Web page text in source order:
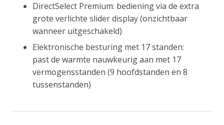
DirectSelect Premium: bediening via de extra
grote verlichte slider display (onzichtbaar
wanneer uitgeschakeld)
Elektronische besturing met 17 standen:
past de warmte nauwkeurig aan met 17
vermogensstanden (9 hoofdstanden en 8
tussenstanden)